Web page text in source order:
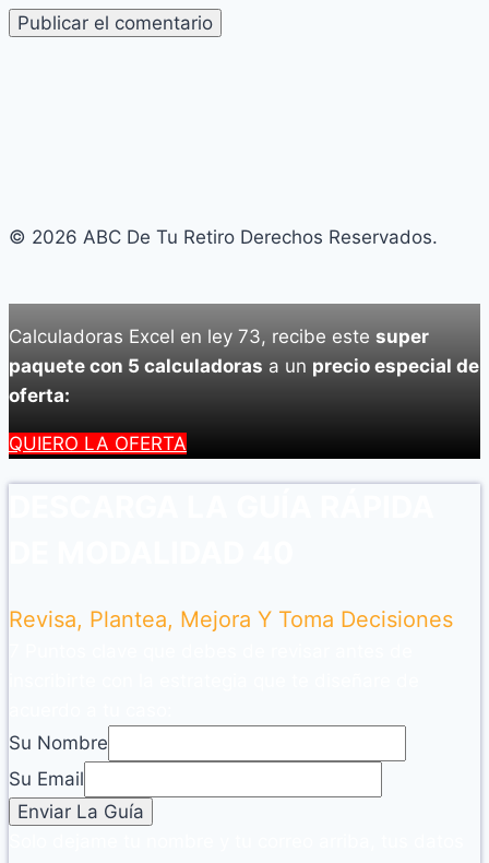
© 2026 ABC De Tu Retiro Derechos Reservados.
Calculadoras Excel en ley 73, recibe este super
paquete con 5 calculadoras a un precio especial de
oferta:
QUIERO LA OFERTA
Revisa, Plantea, Mejora Y Toma Decisiones
Su Nombre
Su Email